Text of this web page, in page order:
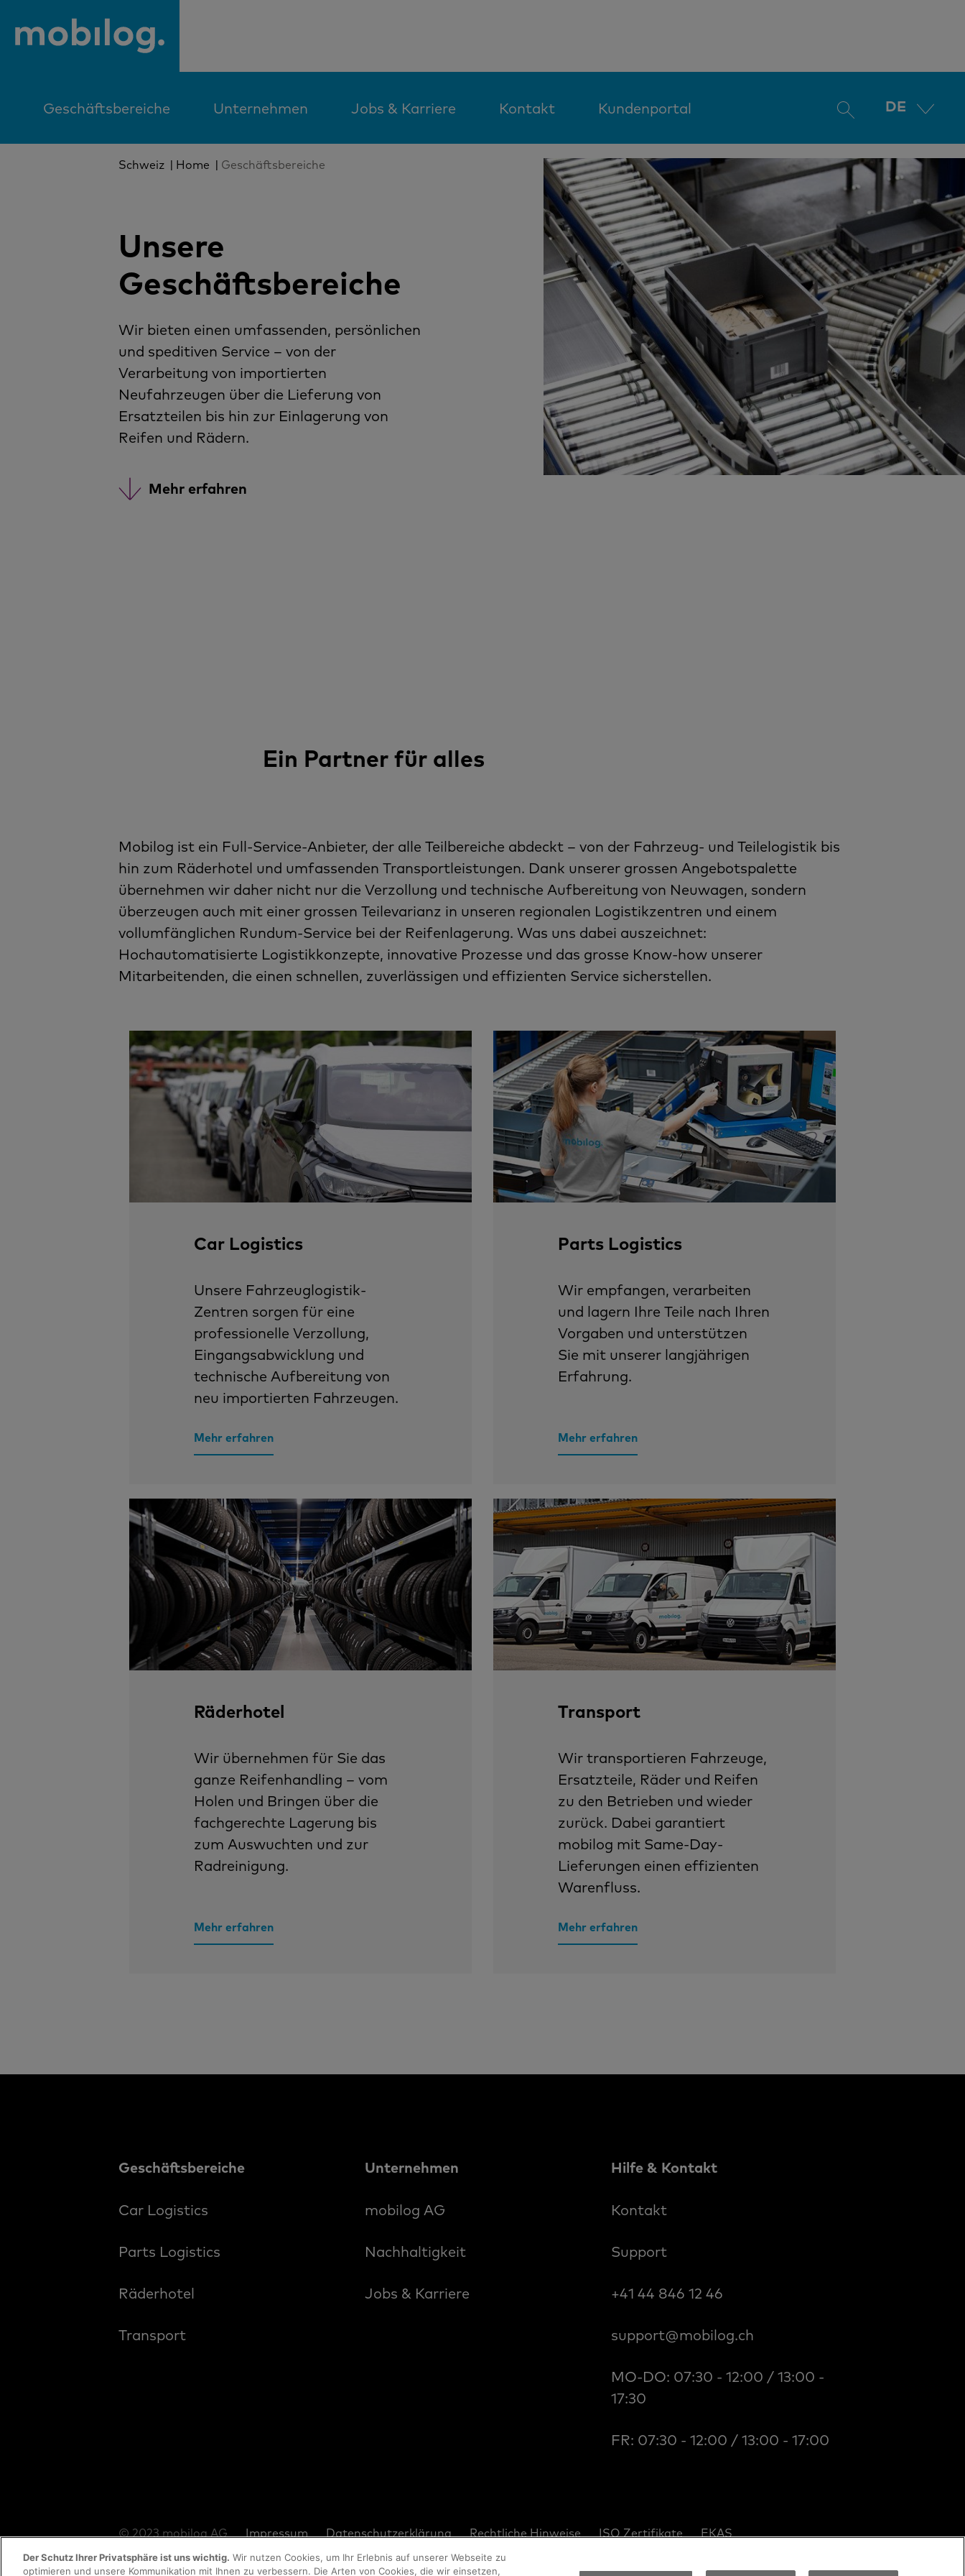
Geschäftsbereiche Unternehmen Jobs & Karriere Kontakt Kundenportal DE
Schweiz Home Geschäftsbereiche
Unsere
Geschäftsbereiche
Wir bieten einen umfassenden, persönlichen
und speditiven Service – von der
Verarbeitung von importierten
Neufahrzeugen über die Lieferung von
Ersatzteilen bis hin zur Einlagerung von
Reifen und Rädern.
Mehr erfahren
Ein Partner für alles
Mobilog ist ein Full-Service-Anbieter, der alle Teilbereiche abdeckt – von der Fahrzeug- und Teilelogistik bis
hin zum Räderhotel und umfassenden Transportleistungen. Dank unserer grossen Angebotspalette
übernehmen wir daher nicht nur die Verzollung und technische Aufbereitung von Neuwagen, sondern
überzeugen auch mit einer grossen Teilevarianz in unseren regionalen Logistikzentren und einem
vollumfänglichen Rundum-Service bei der Reifenlagerung. Was uns dabei auszeichnet:
Hochautomatisierte Logistikkonzepte, innovative Prozesse und das grosse Know-how unserer
Mitarbeitenden, die einen schnellen, zuverlässigen und effizienten Service sicherstellen.
Car Logistics
Unsere Fahrzeuglogistik-
Zentren sorgen für eine
professionelle Verzollung,
Eingangsabwicklung und
technische Aufbereitung von
neu importierten Fahrzeugen.
Mehr erfahren
Parts Logistics
Wir empfangen, verarbeiten
und lagern Ihre Teile nach Ihren
Vorgaben und unterstützen
Sie mit unserer langjährigen
Erfahrung.
Mehr erfahren
Räderhotel
Wir übernehmen für Sie das
ganze Reifenhandling – vom
Holen und Bringen über die
fachgerechte Lagerung bis
zum Auswuchten und zur
Radreinigung.
Mehr erfahren
Transport
Wir transportieren Fahrzeuge,
Ersatzteile, Räder und Reifen
zu den Betrieben und wieder
zurück. Dabei garantiert
mobilog mit Same-Day-
Lieferungen einen effizienten
Warenfluss.
Mehr erfahren
Geschäftsbereiche
Car Logistics
Parts Logistics
Räderhotel
Transport
Unternehmen
mobilog AG
Nachhaltigkeit
Jobs & Karriere
Hilfe & Kontakt
Kontakt
Support
+41 44 846 12 46
support@mobilog.ch
MO-DO: 07:30 - 12:00 / 13:00 -
17:30
FR: 07:30 - 12:00 / 13:00 - 17:00
© 2023 mobilog AG Impressum Datenschutzerklärung Rechtliche Hinweise ISO Zertifikate EKAS
Der Schutz Ihrer Privatsphäre ist uns wichtig. Wir nutzen Cookies, um Ihr Erlebnis auf unserer Webseite zu
optimieren und unsere Kommunikation mit Ihnen zu verbessern. Die Arten von Cookies, die wir einsetzen,